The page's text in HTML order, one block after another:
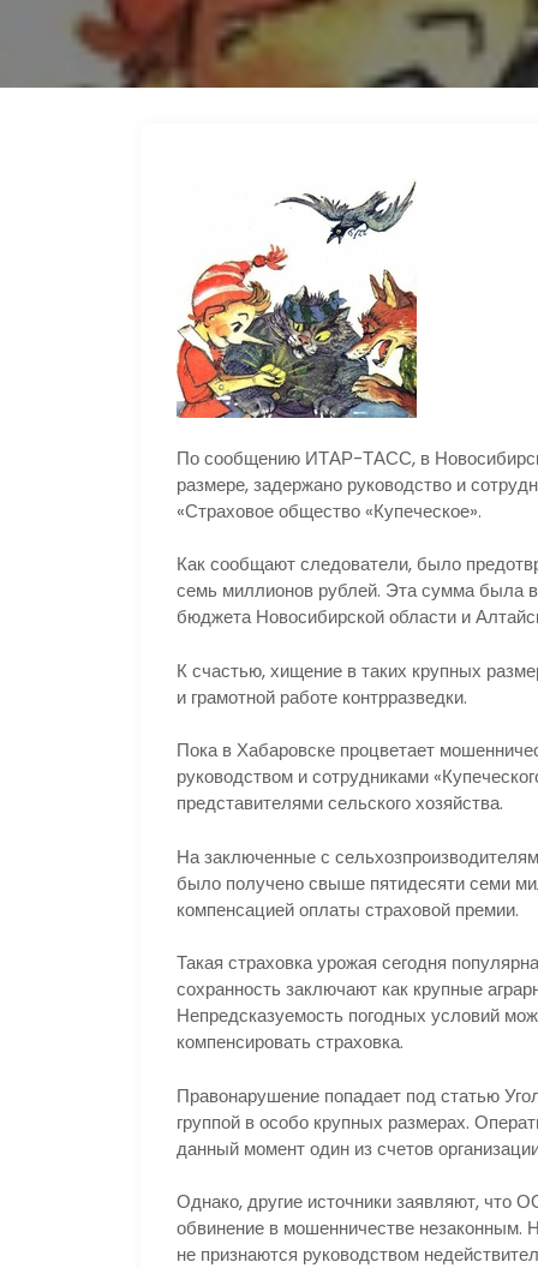
По сообщению ИТАР-ТАСС, в
размере, задержано руководство и
«Страховое общество «Купеческое».
Как сообщают следователи, было
семь миллионов рублей. Эта сумма была
бюджета Новосибирской области и
К счастью, хищение в таких крупных
и грамотной работе контрразведки.
Пока в Хабаровске процветает
руководством и сотрудниками
представителями сельского хозяйства.
На заключенные с
было получено свыше пятидесяти семи
компенсацией оплаты страховой премии.
Такая страховка урожая сегодня
сохранность заключают как крупные
Непредсказуемость погодных условий
компенсировать страховка.
Правонарушение попадает под статью
группой в особо крупных размерах.
данный момент один из счетов
Однако, другие источники заявляют, что
обвинение в мошенничестве незаконным.
не признаются руководством
а